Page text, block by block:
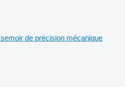
semoir de précision mécanique